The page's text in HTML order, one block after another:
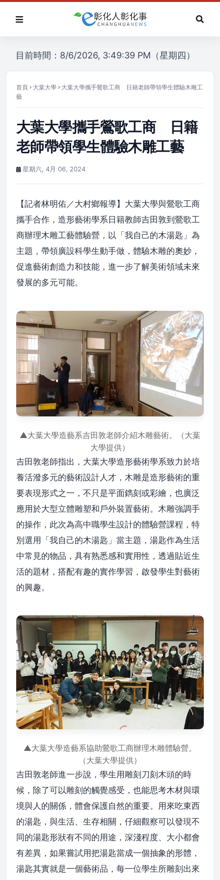
目前時間：8/6/2026, 3:49:39 PM（星期四）
首頁 大葉大學
大葉大學攜手鶯歌工商 日籍老師帶領學生體驗木雕工
藝
大葉大學攜手鶯歌工商 日籍
老師帶領學生體驗木雕工藝
星期六, 4月 06, 2024
【記者林明佑／大村鄉報導】大葉大學與鶯歌工商
攜手合作，造形藝術學系日籍教師吉田敦到鶯歌工
商辦理木雕工藝體驗營，以「我自己的木湯匙」為
主題，帶領廣設科學生動手做，體驗木雕的奧妙，
促進藝術創造力和技能，進一步了解美術領域未來
發展的多元可能。
▲大葉大學造藝系吉田敦老師介紹木雕藝術。（大葉
大學提供）
吉田敦老師指出，大葉大學造形藝術學系致力於培
養活潑多元的藝術設計人才，木雕是造形藝術的重
要表現形式之一，不只是平面鐫刻或彩繪，也廣泛
應用於大型立體雕塑和戶外裝置藝術。木雕強調手
的操作，此次為高中職學生設計的體驗營課程，特
別選用「我自己的木湯匙」當主題，湯匙作為生活
中常見的物品，具有熟悉感和實用性，透過貼近生
活的題材，搭配有趣的實作學習，啟發學生對藝術
的興趣。
▲大葉大學造藝系協助鶯歌工商辦理木雕體驗營。
（大葉大學提供）
吉田敦老師進一步說，學生用雕刻刀刻木頭的時
候，除了可以雕刻的觸覺感受，也能思考木材與環
境與人的關係，體會保護自然的重要。用來吃東西
的湯匙，與生活、生存相關，仔細觀察可以發現不
同的湯匙形狀有不同的用途，深淺程度、大小都會
有差異，如果嘗試用把湯匙當成一個抽象的形體，
湯匙其實就是一個藝術品，每一位學生所雕刻出來